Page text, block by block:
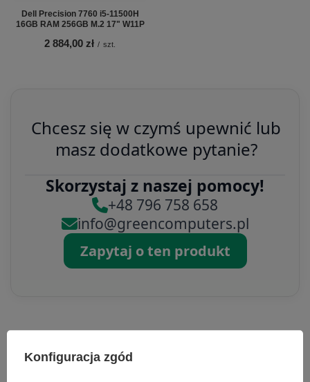
Dell Precision 7760 i5-11500H
16GB RAM 256GB M.2 17" W11P
2 884,00 zł / szt.
Chcesz się w czymś upewnić lub
masz dodatkowe pytanie?
Skorzystaj z naszej pomocy!
+48 796 758 658
info@greencomputers.pl
Zapytaj o ten produkt
Specyfikacja
Konfiguracja zgód